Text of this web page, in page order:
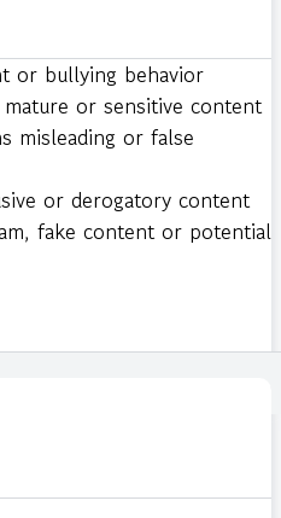
or bullying behavior
or sensitive content
misleading or false
or derogatory content
fake content or potential